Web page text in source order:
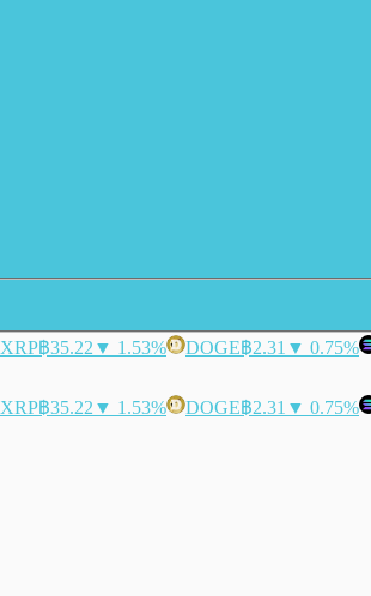
XRP฿35.22 ▼ 1.53% DOGE฿2.31 ▼ 0.75%
XRP฿35.22 ▼ 1.53% DOGE฿2.31 ▼ 0.75%